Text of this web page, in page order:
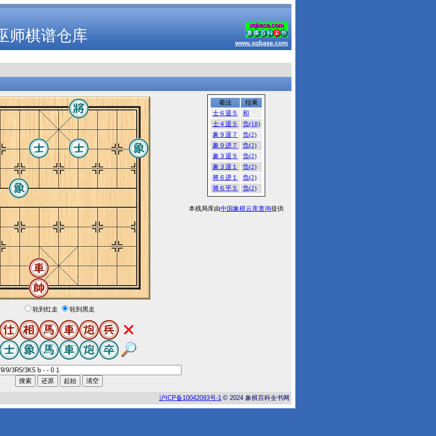
师棋谱仓库 www.xqbase.com
轮到红走 轮到黑走
着法
结果
士６退５
和
士４退５
负(18)
象９退７
负(2)
象９进７
负(2)
象３退５
负(2)
象３退１
负(2)
将６进１
负(2)
将６平５
负(2)
本残局库由中国象棋云库查询提供
沪 ICP备10042093号-1 © 2024 象棋百科全书网